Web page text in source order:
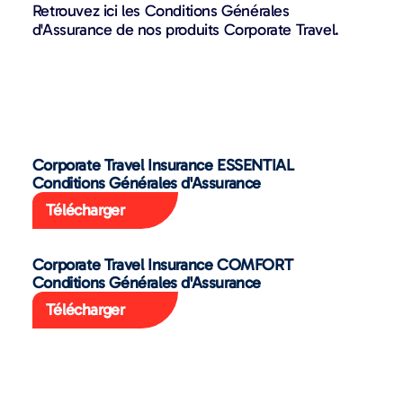
Retrouvez ici les Conditions Générales
d'Assurance de nos produits Corporate Travel.
Corporate Travel Insurance ESSENTIAL
Conditions Générales d'Assurance
Télécharger
Corporate Travel Insurance COMFORT
Conditions Générales d'Assurance
Télécharger